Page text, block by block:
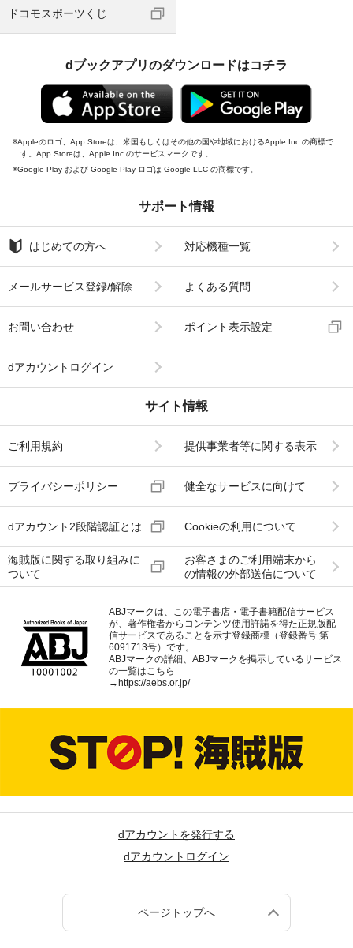
ドコモスポーツくじ
dブックアプリのダウンロードはコチラ
Appleのロゴ、App Storeは、米国もしくはその他の国や地域におけるApple Inc.の商標で
す。App Storeは、Apple Inc.のサービスマークです。
Google Play および Google Play ロゴは Google LLC の商標です。
サポート情報
はじめての方へ 対応機種一覧
メールサービス登録/解除 よくある質問
お問い合わせ ポイント表示設定
dアカウントログイン
サイト情報
ご利用規約 提供事業者等に関する表示
プライバシーポリシー 健全なサービスに向けて
dアカウント2段階認証とは Cookieの利用について
海賊版に関する取り組みに
ついて
お客さまのご利用端末から
の情報の外部送信について
ABJマークは、この電子書店・電子書籍配信サービス
が、著作権者からコンテンツ使用許諾を得た正規版配
信サービスであることを示す登録商標（登録番号 第
6091713号）です。
ABJマークの詳細、ABJマークを掲示しているサービス
の一覧はこちら
→ https://aebs.or.jp/
dアカウントを発行する
dアカウントログイン
ページトップへ